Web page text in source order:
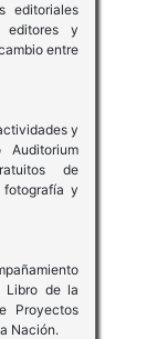
editoriales
editores y
entre
y
de
y
Libro de la
Proyectos
Nación.